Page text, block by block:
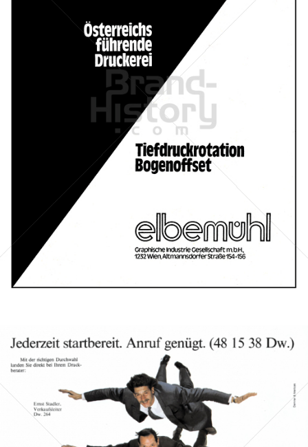
DRUCKEREI ELBEMÜHL
Leykam Druck GmbH & Co KG
1976